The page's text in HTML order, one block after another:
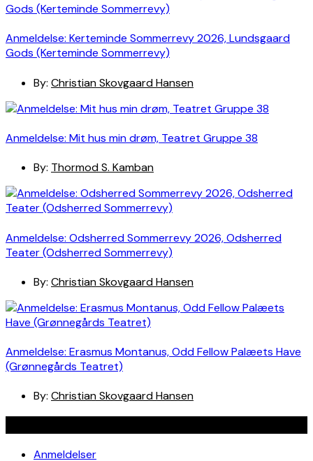
Anmeldelse: Kerteminde Sommerrevy 2026, Lundsgaard
Gods (Kerteminde Sommerrevy)
By: Christian Skovgaard Hansen
Anmeldelse: Mit hus min drøm, Teatret Gruppe 38
By: Thormod S. Kamban
Anmeldelse: Odsherred Sommerrevy 2026, Odsherred
Teater (Odsherred Sommerrevy)
By: Christian Skovgaard Hansen
Anmeldelse: Erasmus Montanus, Odd Fellow Palæets Have
(Grønnegårds Teatret)
By: Christian Skovgaard Hansen
Anmeldelser